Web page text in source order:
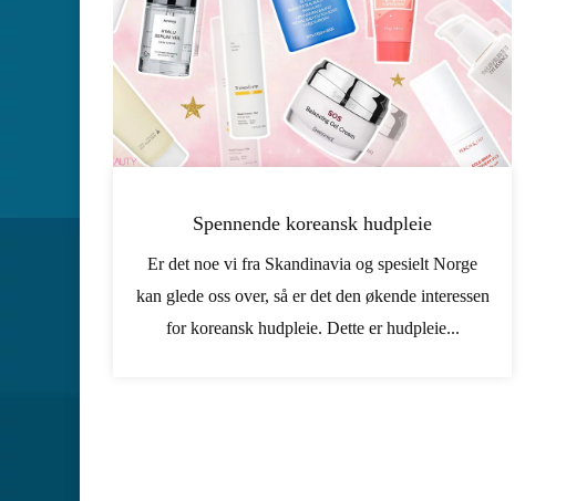
Spennende koreansk hudpleie
Er det noe vi fra Skandinavia og spesielt Norge
kan glede oss over, så er det den økende interessen
for koreansk hudpleie. Dette er hudpleie...